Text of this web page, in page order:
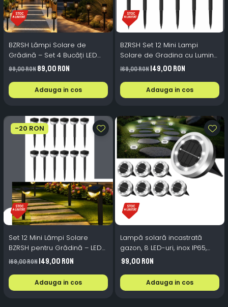
BZRSH Lămpi Solare de
Grădină – Set 4 Bucăți LED
3000K cu Senzor Automat,
IP65, 32 cm, Negru
99,00 RON89,00 RON
Adauga in cos
BZRSH Set 12 Mini Lampi
Solare de Gradina cu Lumina
Calda, Senzor Crepuscular si
Plastic ABS Durabil, 30 cm
169,00 RON149,00 RON
Adauga in cos
-20 RON
Set 12 Mini Lămpi Solare
BZRSH pentru Grădină – LED
Alb Cald 3000K, 30.5 cm,
Senzor Lumină Automat, IP65,
Model Semicerc
169,00 RON149,00 RON
Adauga in cos
Lampă solară incastrată
gazon, 8 LED-uri, inox IP65,
lumină rece, pentru alee și
grădină, set 8 buc
99,00 RON
Adauga in cos